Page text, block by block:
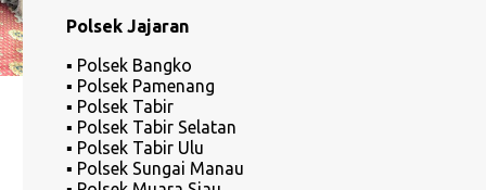
Polsek Jajaran
▪️ Polsek Bangko
▪️ Polsek Pamenang
▪️ Polsek Tabir
▪️ Polsek Tabir Selatan
▪️ Polsek Tabir Ulu
▪️ Polsek Sungai Manau